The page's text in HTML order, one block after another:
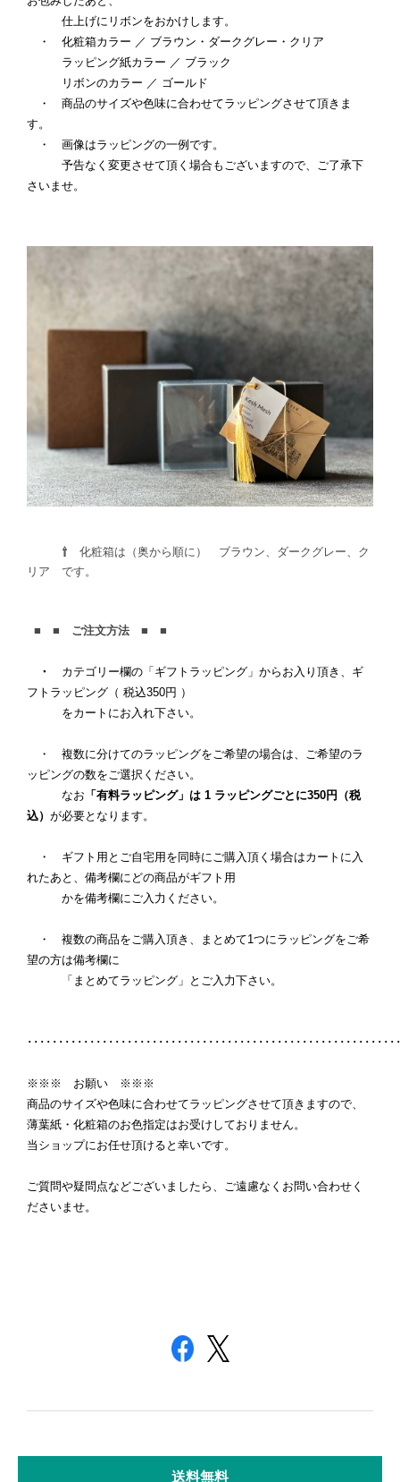
仕上げにリボンをおかけします。
・ 化粧箱カラー ／ ブラウン・ダークグレー・クリア
ラッピング紙カラー ／ ブラック
リボンのカラー ／ ゴールド
・ 商品のサイズや色味に合わせてラッピングさせて頂きま
す。
・ 画像はラッピングの一例です。
予告なく変更させて頂く場合もございますので、ご了承下
さいませ。
⇧ 化粧箱は（奥から順に） ブラウン、ダークグレー、ク
リア です。
■ ■ ご注文方法 ■ ■
・ カテゴリー欄の「ギフトラッピング」からお入り頂き、ギ
フトラッピング（ 税込350円 ）
をカートにお入れ下さい。
・ 複数に分けてのラッピングをご希望の場合は、ご希望のラ
ッピングの数をご選択ください。
なお 「有料ラッピング」は 1 ラッピングごとに350円（税
込） が必要となります。
・ ギフト用とご自宅用を同時にご購入頂く場合はカートに入
れたあと、備考欄にどの商品がギフト用
かを備考欄にご入力ください。
・ 複数の商品をご購入頂き、まとめて1つにラッピングをご希
望の方は備考欄に
「まとめてラッピング」とご入力下さい。
･･････････････････････････････････････････････････････････
※※※ お願い ※※※
商品のサイズや色味に合わせてラッピングさせて頂きますので、
薄葉紙・化粧箱のお色指定はお受けしておりません。
当ショップにお任せ頂けると幸いです。
ご質問や疑問点などございましたら、ご遠慮なくお問い合わせく
ださいませ。
送料無料